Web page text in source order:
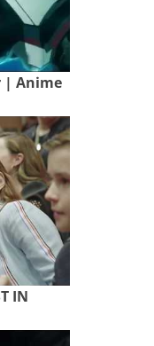
| Anime
IN